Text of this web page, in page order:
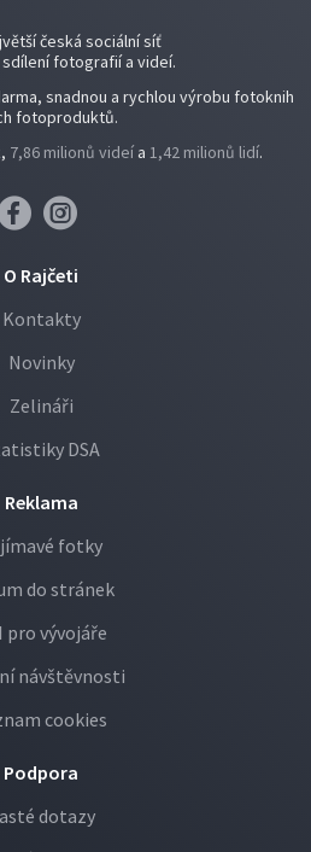
česká sociální síť
sdílení fotografií a videí.
snadnou a rychlou výrobu fotoknih
fotoproduktů.
, 7,86 milionů videí a 1,42 milionů lidí.
O Rajčeti
Kontakty
Novinky
Zelináři
DSA
Reklama
fotky
do stránek
pro vývojáře
návštěvnosti
cookies
Podpora
dotazy